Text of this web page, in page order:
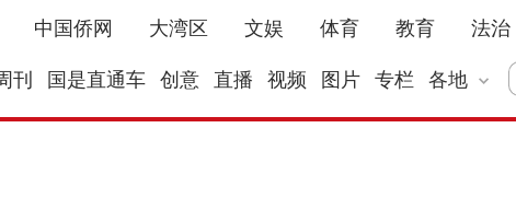
中国侨网 大湾区 文娱 体育 教育 法治
刊 国是直通车 创意 直播 视频 图片 专栏 各地